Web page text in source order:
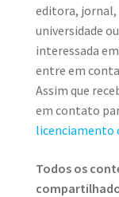
editora, jornal,
universidade
interessada
entre em
Assim que
em contato
licenciamento
Todos os